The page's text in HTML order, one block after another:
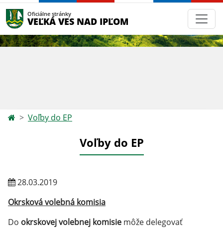
Oficiálne stránky
VEĽKÁ VES NAD IPĽOM
Voľby do EP
Voľby do EP
28.03.2019
Okrsková volebná komisia
Do okrskovej volebnej komisie môže delegovať